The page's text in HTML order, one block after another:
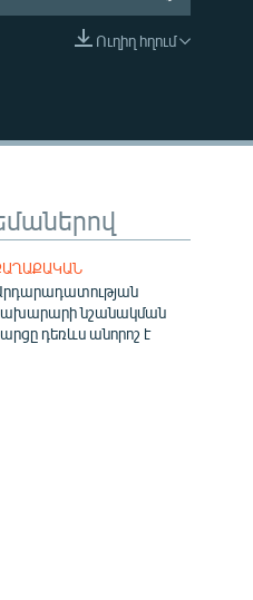
EMBED
Ուղիղ հղում
նշանակման
դեռևս անորոշ է